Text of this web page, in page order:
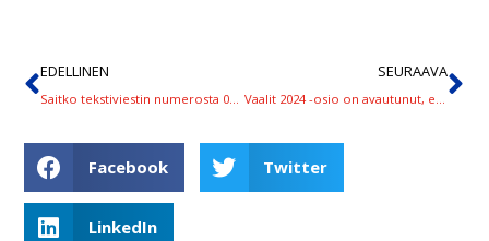
EDELLINEN
Saitko tekstiviestin numerosta 08200 tai 18200? Kyse on SAK:n kyselystä
SEURAAVA
Vaalit 2024 -osio on avautunut, ehdokkaaksi ilmoittautuminen alkaa huomenna
Facebook Twitter
LinkedIn